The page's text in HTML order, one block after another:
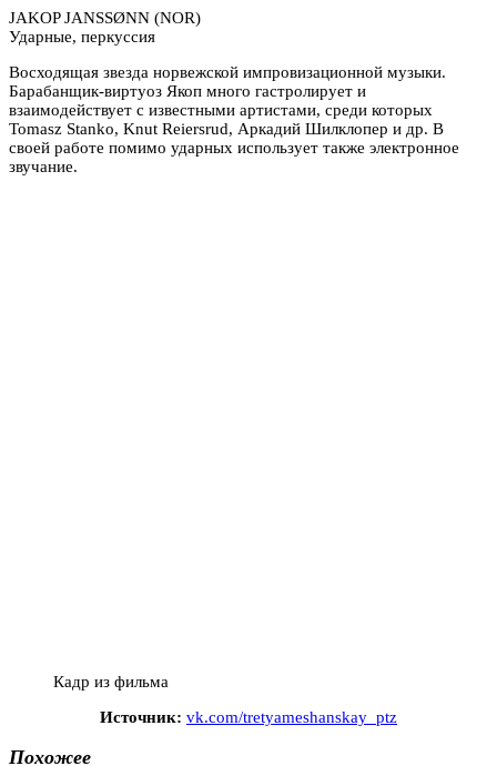
JAKOP JANSSØNN (NOR)
Ударные, перкуссия
Восходящая звезда норвежской импровизационной музыки.
Барабанщик-виртуоз Якоп много гастролирует и
взаимодействует с известными артистами, среди которых
Tomasz Stanko, Knut Reiersrud, Аркадий Шилклопер и др. В
своей работе помимо ударных использует также электронное
звучание.
Кадр из фильма
Источник: vk.com/tretyameshanskay_ptz
Похожее